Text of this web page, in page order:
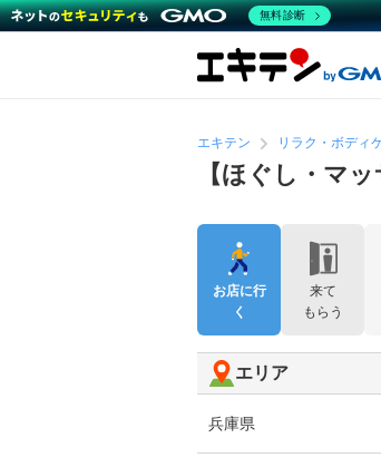
エキテン リラク・ボディ
【ほぐし・マ
お店に行
く
来て
もらう
エリア
兵庫県
無料診断